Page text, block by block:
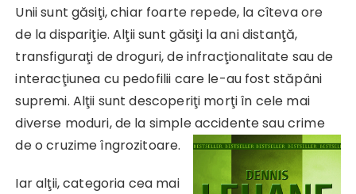
Unii sunt găsiţi, chiar foarte repede, la cîteva ore
de la dispariţie. Alţii sunt găsiţi la ani distanţă,
transfiguraţi de droguri, de infracţionalitate sau de
interacţiunea cu pedofilii care le-au fost stăpâni
supremi. Alţii sunt descoperiţi morţi în cele mai
diverse moduri, de la simple accidente sau crime
de o cruzime îngrozitoare.
Iar alţii, categoria cea mai